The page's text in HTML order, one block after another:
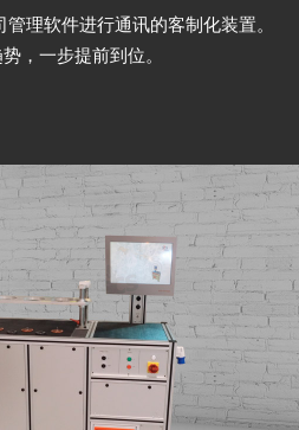
理软件进行通讯的客制化装置。
，一步提前到位。